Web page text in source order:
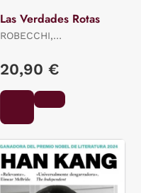
Las Verdades Rotas
ROBECCHI,
20,90 €